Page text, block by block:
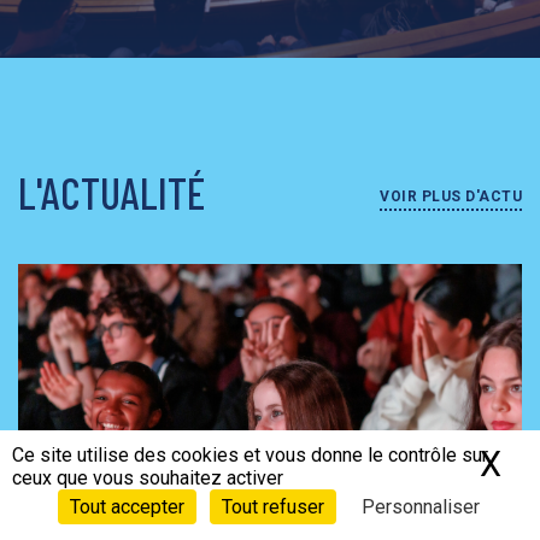
L'ACTUALITÉ VOIR PLUS D'ACTU
Ce site utilise des cookies et vous donne le contrôle sur
ceux que vous souhaitez activer
Tout accepter
Tout refuser Personnaliser
X